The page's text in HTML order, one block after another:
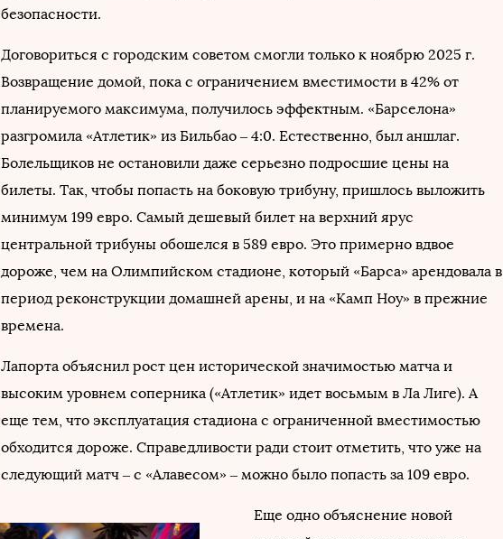
безопасности.
Договориться с городским советом смогли только к ноябрю 2025 г.
Возвращение домой, пока с ограничением вместимости в 42% от
планируемого максимума, получилось эффектным. «Барселона»
разгромила «Атлетик» из Бильбао – 4:0. Естественно, был аншлаг.
Болельщиков не остановили даже серьезно подросшие цены на
билеты. Так, чтобы попасть на боковую трибуну, пришлось выложить
минимум 199 евро. Самый дешевый билет на верхний ярус
центральной трибуны обошелся в 589 евро. Это примерно вдвое
дороже, чем на Олимпийском стадионе, который «Барса» арендовала в
период реконструкции домашней арены, и на «Камп Ноу» в прежние
времена.
Лапорта объяснил рост цен исторической значимостью матча и
высоким уровнем соперника («Атлетик» идет восьмым в Ла Лиге). А
еще тем, что эксплуатация стадиона с ограниченной вместимостью
обходится дороже. Справедливости ради стоит отметить, что уже на
следующий матч – с «Алавесом» – можно было попасть за 109 евро.
Еще одно объяснение новой